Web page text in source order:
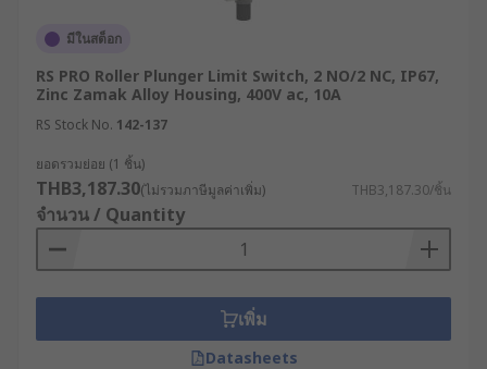
มีในสต็อก
RS PRO Roller Plunger Limit Switch, 2 NO/2 NC, IP67,
Zinc Zamak Alloy Housing, 400V ac, 10A
RS Stock No. 142-137
ยอดรวมย่อย (1 ชิ้น)
THB3,187.30(ไม่รวมภาษีมูลค่าเพิ่ม) THB3,187.30/ชิ้น
จำนวน / Quantity
เพิ่ม
Datasheets